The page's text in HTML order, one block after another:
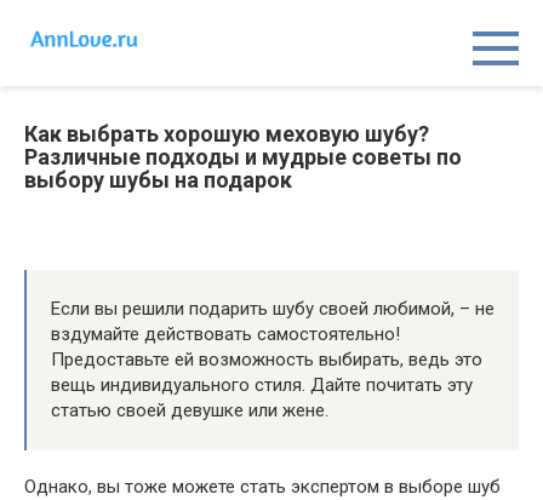
Как выбрать хорошую меховую шубу?
Различные подходы и мудрые советы по
выбору шубы на подарок
Если вы решили подарить шубу своей любимой, – не
вздумайте действовать самостоятельно!
Предоставьте ей возможность выбирать, ведь это
вещь индивидуального стиля. Дайте почитать эту
статью своей девушке или жене.
Однако, вы тоже можете стать экспертом в выборе шуб